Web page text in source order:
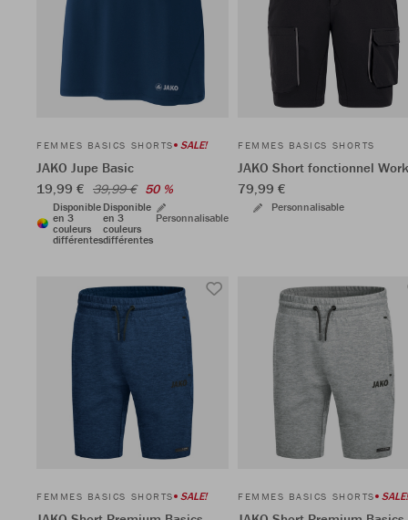
FEMMES BASICS SHORTS SALE!
JAKO Jupe Basic
19,99 € 39,99 € 50 %
Disponible
en 3
couleurs
différentes
Disponible
en 3
couleurs
différentes
Personnalisable
FEMMES BASICS SHORTS
JAKO Short fonctionnel Work
79,99 €
Personnalisable
FEMMES BASICS SHORTS SALE! FEMMES BASICS SHORTS SALE!